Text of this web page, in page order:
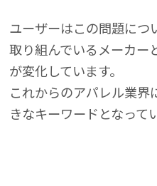
ユーザーはこの問題につ
取り組んでいるメーカー
が変化しています。
これからのアパレル業界
きなキーワードとなって